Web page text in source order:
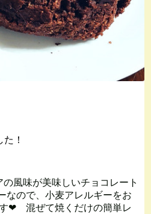
！
風味が美味しいチョコレート
なので、小麦アレルギーをお
❤︎ 混ぜて焼くだけの簡単レ